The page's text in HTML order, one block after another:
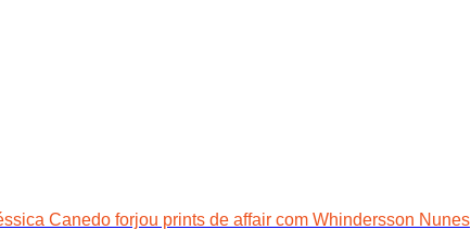
Canedo forjou prints de affair com Whindersson Nunes